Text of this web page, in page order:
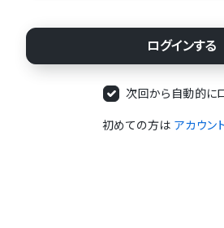
次回から自動的に
初めての方は アカウン